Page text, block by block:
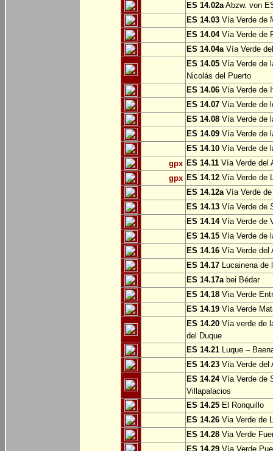
ES 14.02aAbzw. von
ES 14.03 Vía Verde de
ES 14.04Vía Verde de
ES 14.04aVía Verde
ES 14.05 Vía Verde de
Nicolás del Puerto
ES 14.06 Vía Verde de
ES 14.07 Vía Verde de
ES 14.08 Vía Verde de
ES 14.09 Vía Verde de
ES 14.10 Vía Verde de
gpx ES 14.11 Vía Verde del
gpx ES 14.12 Vía Verde de
ES 14.12aVía Verde de
ES 14.13 Vía Verde de
ES 14.14Vía Verde de
ES 14.15 Vía Verde de
ES 14.16 Vía Verde del
ES 14.17 Lucainena de
ES 14.17abei Bédar
ES 14.18 Vìa Verde
ES 14.19 Vìa Verde
ES 14.20 Vía verde de
del Duque
ES 14.21 Luque –
ES 14.23 Vía Verde del
ES 14.24Vía Verde de
Villapalacios
ES 14.25 El Ronquillo
ES 14.26 Via Verde de
ES 14.28 Via Verde
ES 14.29 Vía Verde